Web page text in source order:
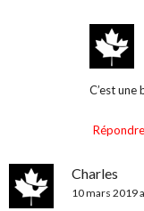
C’est
Répondre
Charles
10 mars 2019